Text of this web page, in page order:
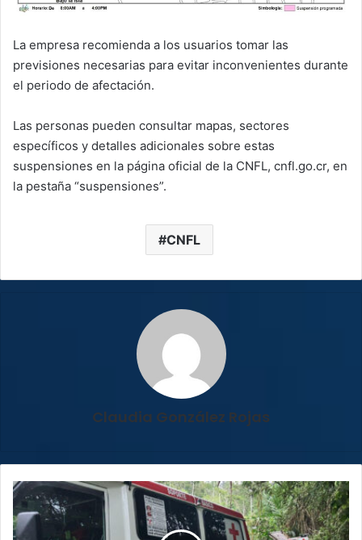
La empresa recomienda a los usuarios tomar las
previsiones necesarias para evitar inconvenientes durante
el periodo de afectación.
Las personas pueden consultar mapas, sectores
específicos y detalles adicionales sobre estas
suspensiones en la página oficial de la CNFL, cnfl.go.cr, en
la pestaña “suspensiones”.
CNFL
Claudia González Rojas
Fin
de
semana